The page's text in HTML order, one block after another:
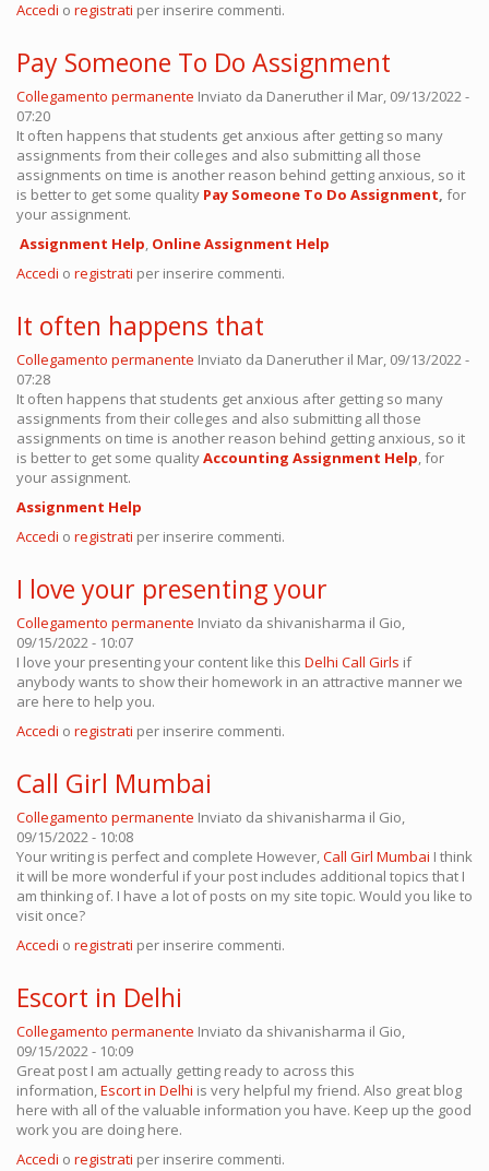
Accedi o registrati per inserire commenti.
Pay Someone To Do Assignment
Collegamento permanente Inviato da Daneruther il Mar, 09/13/2022 -
07:20
It often happens that students get anxious after getting so many
assignments from their colleges and also submitting all those
assignments on time is another reason behind getting anxious, so it
is better to get some quality Pay Someone To Do Assignment, for
your assignment.
Assignment Help, OnlineAssignment Help
Accedi o registrati per inserire commenti.
It often happens that
Collegamento permanente Inviato da Daneruther il Mar, 09/13/2022 -
07:28
It often happens that students get anxious after getting so many
assignments from their colleges and also submitting all those
assignments on time is another reason behind getting anxious, so it
is better to get some qualityAccounting Assignment Help, for
your assignment.
Assignment Help
Accedi o registrati per inserire commenti.
I love your presenting your
Collegamento permanente Inviato da shivanisharma il Gio,
09/15/2022 - 10:07
I love your presenting your content like this Delhi Call Girls if
anybody wants to show their homework in an attractive manner we
are here to help you.
Accedi o registrati per inserire commenti.
Call Girl Mumbai
Collegamento permanente Inviato da shivanisharma il Gio,
09/15/2022 - 10:08
Your writing is perfect and complete However,Call Girl Mumbai I think
it will be more wonderful if your post includes additional topics that I
am thinking of. I have a lot of posts on my site topic. Would you like to
visit once?
Accedi o registrati per inserire commenti.
Escort in Delhi
Collegamento permanente Inviato da shivanisharma il Gio,
09/15/2022 - 10:09
Great post I am actually getting ready to across this
information,Escort in Delhi is very helpful my friend. Also great blog
here with all of the valuable information you have. Keep up the good
work you are doing here.
Accedi o registrati per inserire commenti.